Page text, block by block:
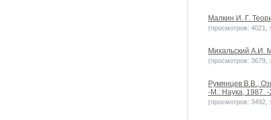
Малкин И. Г.
(просмотров: 4021,
Михальский А.И.
(просмотров: 3679,
Румянцев В.В.,
-М.: Наука, 1987. -
(просмотров: 3492,